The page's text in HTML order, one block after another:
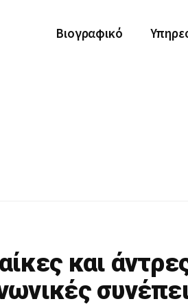
Βιογραφικό
και